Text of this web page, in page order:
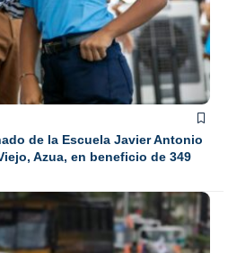
de la Escuela Javier Antonio
Azua, en beneficio de 349